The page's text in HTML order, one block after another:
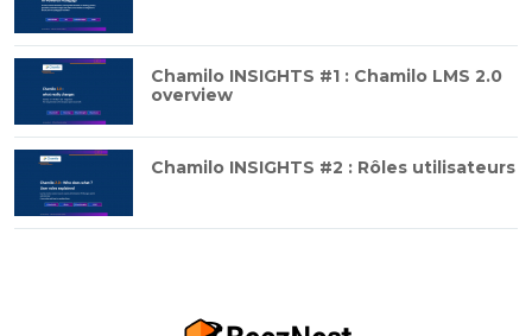
Chamilo INSIGHTS #1 : Chamilo LMS 2.0
overview
Chamilo INSIGHTS #2 : Rôles utilisateurs